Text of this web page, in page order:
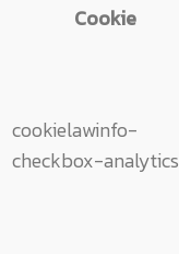
Cookie
cookielawinfo-
checkbox-analytics